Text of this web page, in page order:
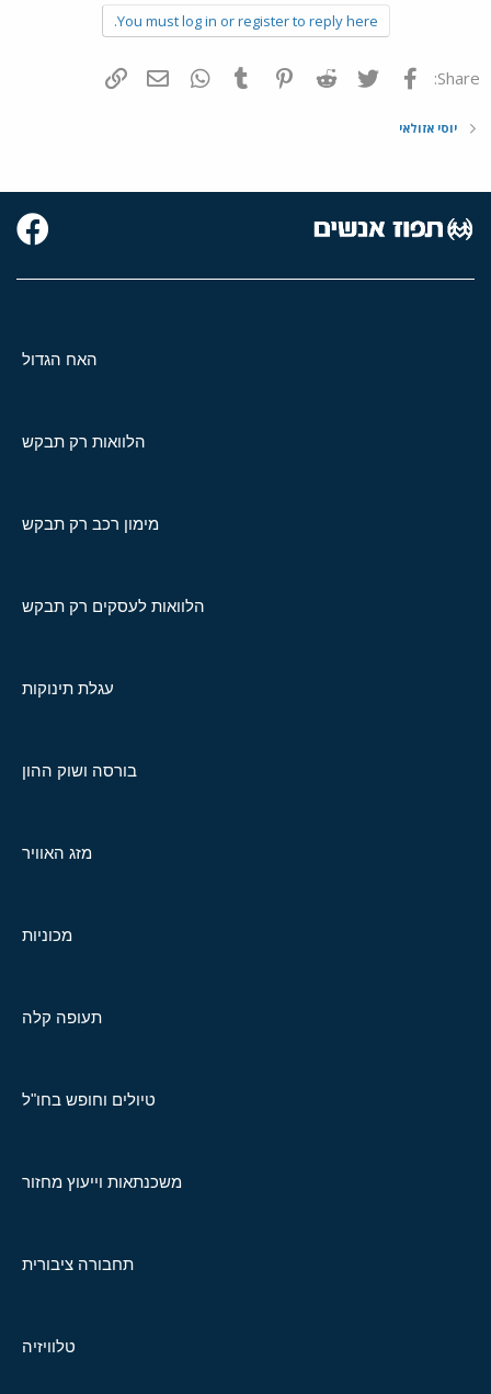
You must log in or register to reply here.
Share: פייסבוק Twitter
Reddit
Pinterest
Tumblr
WhatsAppדואר אלקטרוני
יוסי אזולאי
האח הגדול
הלוואות רק תבקש
מימון רכב רק תבקש
הלוואות לעסקים רק תבקש
עגלת תינוקות
בורסה ושוק ההון
מזג האוויר
מכוניות
תעופה קלה
טיולים וחופש בחו"ל
משכנתאות וייעוץ מחזור
תחבורה ציבורית
טלוויזיה